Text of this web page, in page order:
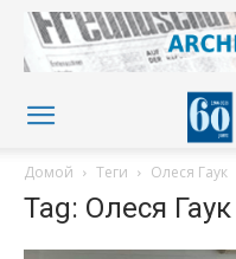
Домой Теги Олеся Гаук
Tag: Олеся Гаук